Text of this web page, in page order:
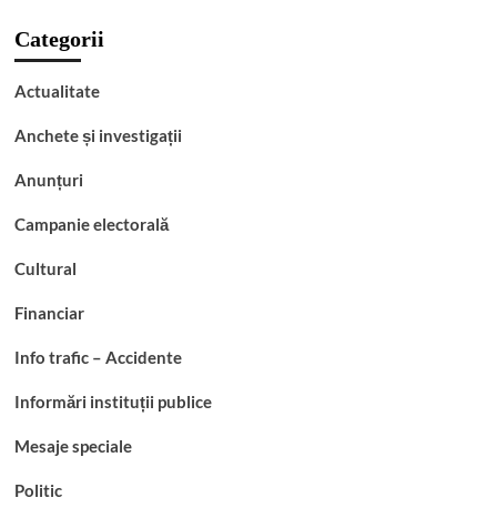
Categorii
Actualitate
Anchete și investigații
Anunțuri
Campanie electorală
Cultural
Financiar
Info trafic – Accidente
Informări instituții publice
Mesaje speciale
Politic